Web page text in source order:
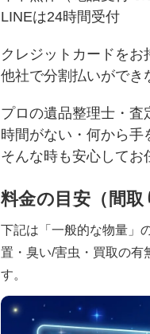
LINEは24時間受付
クレジットカードをお
他社で分割払いができ
プロの遺品整理士・査
時間がない・何から
そんな時も安心してお
料金の目安（間取
下記は「一般的な物量」
置・臭い/害虫・買取の有
す。